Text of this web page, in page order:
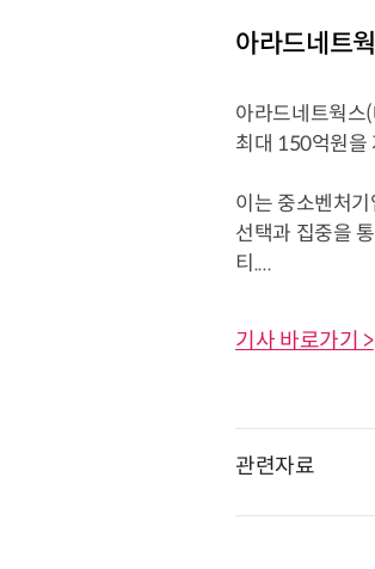
아라드네트
아라드네트웍스
최대 150억원을
이는 중소벤처
선택과 집중을
티....
기사 바로가기 >
관련자료